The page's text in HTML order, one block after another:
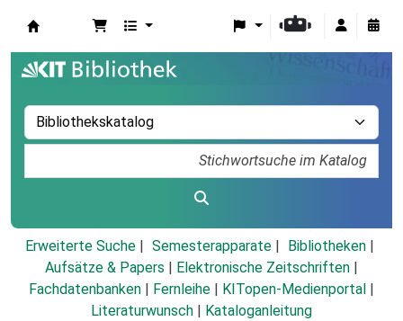
Erweiterte Suche Semesterapparate
Bibliotheken
Aufsätze & Papers
Elektronische Zeitschriften
Fachdatenbanken
Fernleihe KITopen-Medienportal
Literaturwunsch
Kataloganleitung